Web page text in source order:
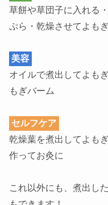
草餅や草団子に入れる
ぷら・乾燥させてよも
美容
オイルで煮出してよも
もぎバーム
セルフケア
乾燥葉を煮出してよも
作ってお灸に
これ以外にも、煮出し